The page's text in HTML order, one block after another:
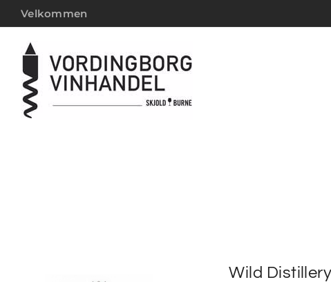
Velkommen
Wild